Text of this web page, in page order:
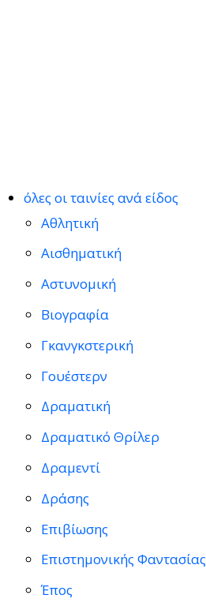
όλες οι ταινίες ανά είδος
Αθλητική
Αισθηματική
Αστυνομική
Βιογραφία
Γκανγκστερική
Γουέστερν
Δραματική
Δραματικό Θρίλερ
Δραμεντί
Δράσης
Επιβίωσης
Επιστημονικής Φαντασίας
Έπος